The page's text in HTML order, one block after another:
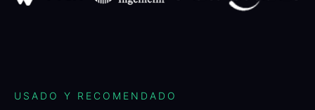
USADO Y RECOMENDADO